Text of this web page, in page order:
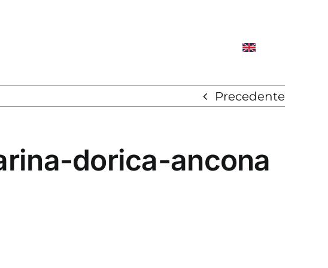
Precedente
dorica-ancona